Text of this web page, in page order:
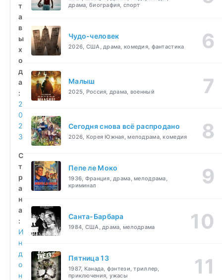
смотреть
бесплатно
т
а
в
ы
х
о
д
а
:
2
0
2
3
С
т
р
а
н
а
:
И
н
д
о
н
драма, биография, спорт
Чудо-человек
2026, США, драма, комедия, фантастика
Малыш
2025, Россия, драма, военный
Сегодня снова всё распродано
2026, Корея Южная, мелодрама, комедия
Пепе ле Моко
1936, Франция, драма, мелодрама,
криминал
Санта-Барбара
1984, США, драма, мелодрама
Пятница 13
1987, Канада, фэнтези, триллер,
приключения, ужасы